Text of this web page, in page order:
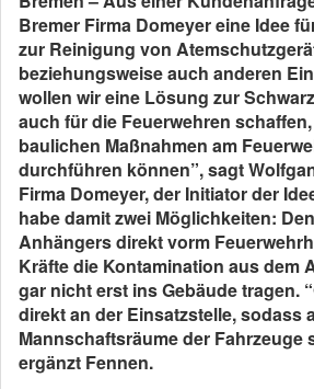
Bremer Firma Domeyer eine Idee
zur Reinigung von
beziehungsweise auch anderen
wollen wir eine Lösung zur
auch für die Feuerwehren
baulichen Maßnahmen am
durchführen können”, sagt
Firma Domeyer, der Initiator der
habe damit zwei Möglichkeiten:
Anhängers direkt vorm
Kräfte die Kontamination aus dem
gar nicht erst ins Gebäude tragen.
direkt an der Einsatzstelle, sodass
Mannschaftsräume der Fahrzeuge
ergänzt Fennen.